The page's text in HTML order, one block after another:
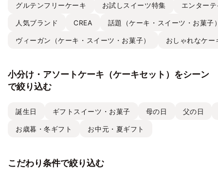
グルテンフリーケーキ お試しスイーツ特集 エンター
人気ブランド CREA 話題（ケーキ・スイーツ・お菓子
ヴィーガン（ケーキ・スイーツ・お菓子） おしゃれなケー
小分け・アソートケーキ（ケーキセット）をシーン
で絞り込む
誕生日 ギフトスイーツ・お菓子 母の日 父の日
お歳暮・冬ギフト お中元・夏ギフト
こだわり条件で絞り込む